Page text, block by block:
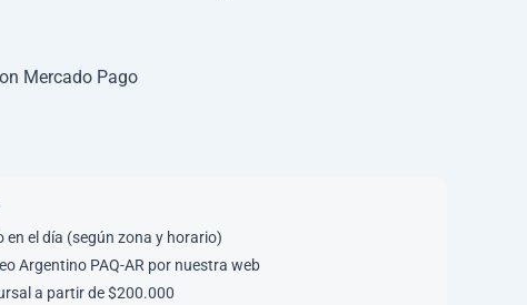
Mercado Pago
en el día (según zona y horario)
Argentino PAQ-AR por nuestra web
a partir de $200.000